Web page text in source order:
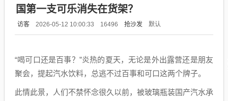
国第一支可乐消失在货架？
访客 2026-05-12 10:00:33 16496 抢沙发 默认
“喝可口还是百事？”炎热的夏天，无论是外出露营还是朋友
聚会，提起汽水饮料，总逃不过百事和可口这两个牌子。
此情此景，人们不禁怀念很久以前，被玻璃瓶装国产汽水承